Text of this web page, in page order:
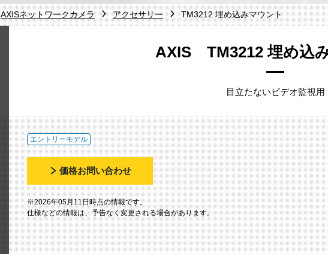
AXISネットワークカメラ アクセサリー TM3212 埋め込みマウント
AXIS TM3212 埋め込
目立たないビデオ監視用
エントリーモデル
価格お問い合わせ
※2026年05月11日時点の情報です。
仕様などの情報は、予告なく変更される場合があります。